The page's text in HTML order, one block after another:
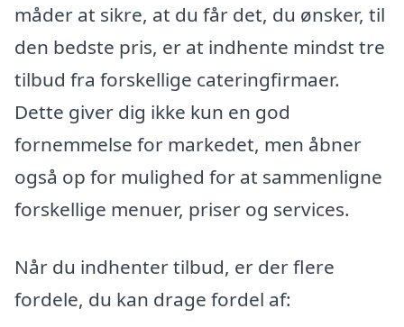
måder at sikre, at du får det, du ønsker, til
den bedste pris, er at indhente mindst tre
tilbud fra forskellige cateringfirmaer.
Dette giver dig ikke kun en god
fornemmelse for markedet, men åbner
også op for mulighed for at sammenligne
forskellige menuer, priser og services.
Når du indhenter tilbud, er der flere
fordele, du kan drage fordel af: